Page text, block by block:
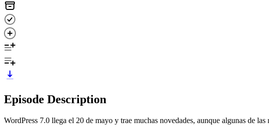
Episode Description
WordPress 7.0 llega el 20 de mayo y trae muchas novedades, aunque algunas de